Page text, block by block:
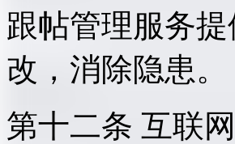
跟帖管理服务
改，消除隐患。
第十二条 互联